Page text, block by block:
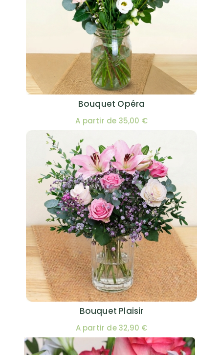
Bouquet Opéra
A partir de 35,00 €
Bouquet Plaisir
A partir de 32,90 €